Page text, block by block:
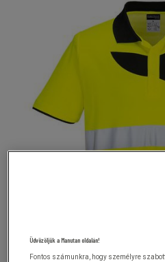
Üdvözöljük a Manutan oldalán!
Fontos számunkra, hogy személyre